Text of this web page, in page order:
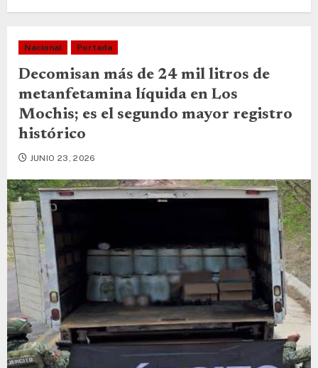
Nacional Portada
Decomisan más de 24 mil litros de
metanfetamina líquida en Los
Mochis; es el segundo mayor registro
histórico
JUNIO 23, 2026